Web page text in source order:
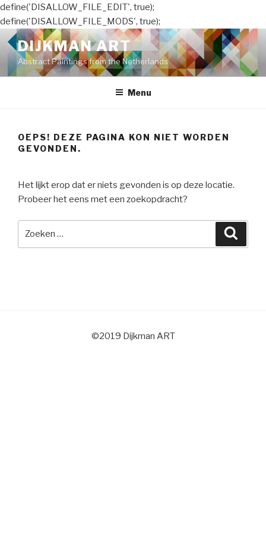
define('DISALLOW_FILE_EDIT', true);
define('DISALLOW_FILE_MODS', true);
Naar
de
inhoud
springen
DIJKMAN ART
Abstract Paintings from the Netherlands
Menu
OEPS! DEZE PAGINA KON NIET WORDEN
GEVONDEN.
Het lijkt erop dat er niets gevonden is op deze locatie.
Probeer het eens met een zoekopdracht?
©2019 Dijkman ART